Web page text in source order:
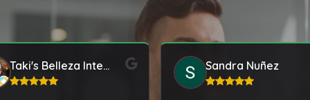
Taki's Belleza Integral Sandra Nuñez